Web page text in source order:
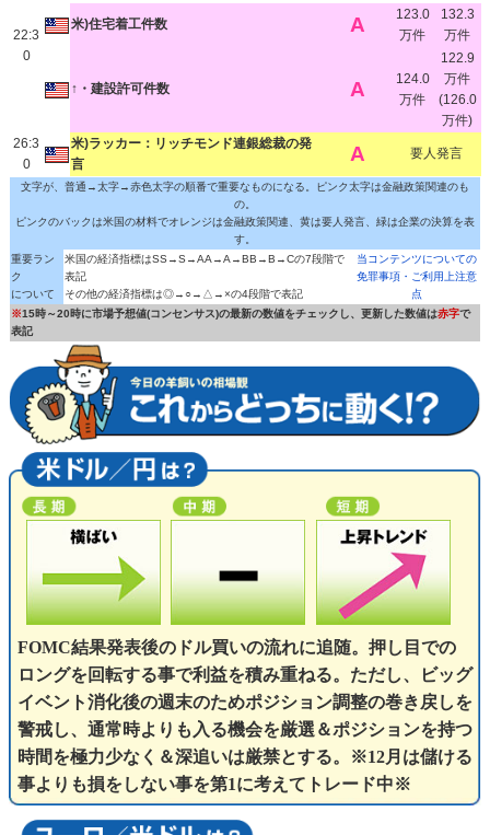
22:3
0
米)住宅着工件数 A
123.0
万件
132.3
万件
↑・建設許可件数 A
124.0
万件
122.9
万件
(126.0
万件)
26:3
0
米)ラッカー：リッチモンド連銀総裁の発
言
A 要人発言
文字が、普通→太字→赤色太字の順番で重要なものになる。ピンク太字は金融政策関連のも
の。
ピンクのバックは米国の材料でオレンジは金融政策関連、黄は要人発言、緑は企業の決算を表
す。
重要ラン
ク
について
米国の経済指標はSS→S→AA→A→BB→B→Cの7段階で
表記
その他の経済指標は◎→○→△→×の4段階で表記
当コンテンツについての
免罪事項・ご利用上注意
点
※15時～20時に市場予想値(コンセンサス)の最新の数値をチェックし、更新した数値は赤字で
表記
FOMC結果発表後のドル買いの流れに追随。押し目での
ロングを回転する事で利益を積み重ねる。ただし、ビッグ
イベント消化後の週末のためポジション調整の巻き戻しを
警戒し、通常時よりも入る機会を厳選＆ポジションを持つ
時間を極力少なく＆深追いは厳禁とする。※12月は儲ける
事よりも損をしない事を第1に考えてトレード中※